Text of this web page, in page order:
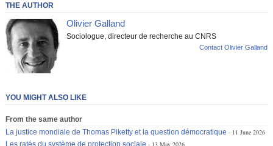
THE AUTHOR
Olivier Galland
Sociologue, directeur de recherche au CNRS
Contact Olivier Galland
YOU MIGHT ALSO LIKE
From the same author
La justice mondiale de Thomas Piketty et la question démocratique
11 June 2026
Les ratés du système de protection sociale
13 May 2026